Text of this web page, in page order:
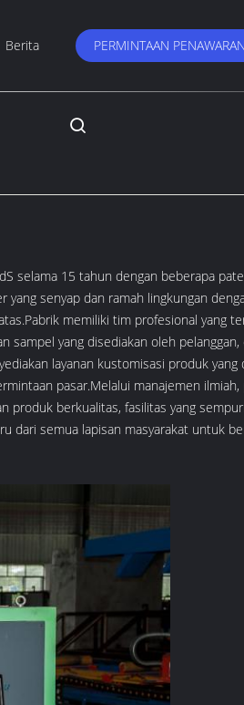
Berita PERMINTAAN PENAWARAN
selama 15 tahun dengan beberapa
senyap dan ramah lingkungan
memiliki tim profesional yang
sampel yang disediakan oleh pelanggan,
layanan kustomisasi produk yang
pasar.Melalui manajemen
produk berkualitas, fasilitas yang
dari semua lapisan masyarakat untuk